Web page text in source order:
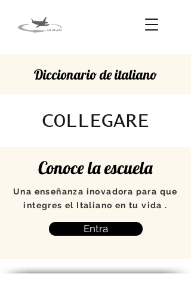
Diccionario de italiano
COLLEGARE
Conoce la escuela
Una enseñanza inovadora para que
integres el Italiano en tu vida .
Entra